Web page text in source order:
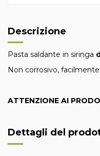
Descrizione
Pasta saldante in siringa
Non corrosivo,
ATTENZIONE AI
Dettagli del